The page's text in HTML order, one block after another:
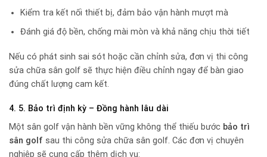
Kiểm tra kết nối thiết bị, đảm bảo vận hành mượt mà
Đánh giá độ bền, chống mài mòn và khả năng chịu thời tiết
Nếu có phát sinh sai sót hoặc cần chỉnh sửa, đơn vị thi công
sửa chữa sân golf sẽ thực hiện điều chỉnh ngay để bàn giao
đúng chất lượng cam kết.
4. 5. Bảo trì định kỳ – Đồng hành lâu dài
Một sân golf vận hành bền vững không thể thiếu bước bảo trì
sân golf sau thi công sửa chữa sân golf. Các đơn vị chuyên
nghiệp sẽ cung cấp thêm dịch vụ: